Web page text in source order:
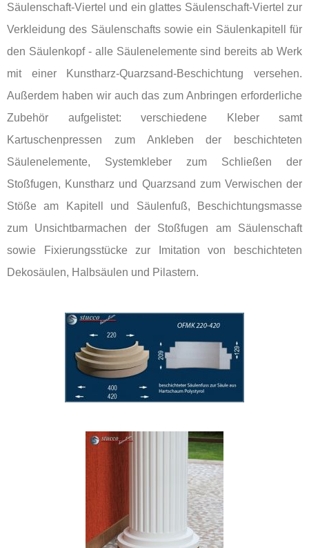
Säulenschaft-Viertel und ein glattes Säulenschaft-Viertel zur
Verkleidung des Säulenschafts sowie ein Säulenkapitell für
den Säulenkopf - alle Säulenelemente sind bereits ab Werk
mit einer Kunstharz-Quarzsand-Beschichtung versehen.
Außerdem haben wir auch das zum Anbringen erforderliche
Zubehör aufgelistet: verschiedene Kleber samt
Kartuschenpressen zum Ankleben der beschichteten
Säulenelemente, Systemkleber zum Schließen der
Stoßfugen, Kunstharz und Quarzsand zum Verwischen der
Stöße am Kapitell und Säulenfuß, Beschichtungsmasse
zum Unsichtbarmachen der Stoßfugen am Säulenschaft
sowie Fixierungsstücke zur Imitation von beschichteten
Dekosäulen, Halbsäulen und Pilastern.